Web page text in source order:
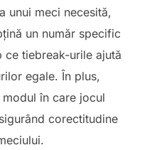
unui meci necesită,
un număr specific
tiebreak-urile ajută
egale. În plus,
în care jocul
corectitudine